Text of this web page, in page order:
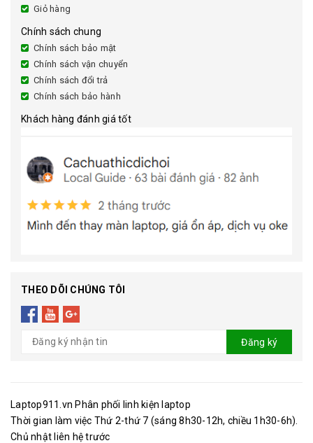
Giỏ hàng
Chính sách chung
Chính sách bảo mật
Chính sách vận chuyển
Chính sách đổi trả
Chính sách bảo hành
Khách hàng đánh giá tốt
THEO DÕI CHÚNG TÔI
Đăng ký
Laptop911.vn Phân phối linh kiện laptop
Thời gian làm việc Thứ 2-thứ 7 (sáng 8h30-12h, chiều 1h30-6h).
Chủ nhật liên hệ trước